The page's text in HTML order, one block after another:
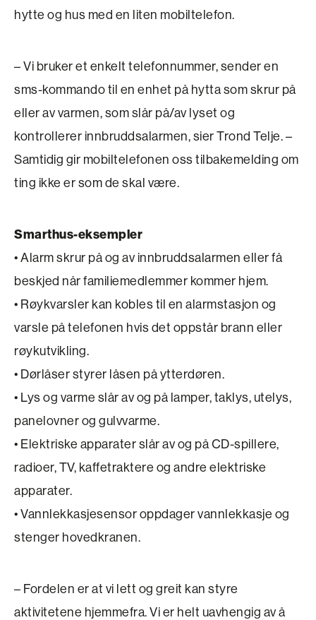
hytte og hus med en liten mobiltelefon.
– Vi bruker et enkelt telefonnummer, sender en
sms-kommando til en enhet på hytta som skrur på
eller av varmen, som slår på/av lyset og
kontrollerer innbruddsalarmen, sier Trond Telje. –
Sam­tidig gir mobiltelefonen oss tilbakemelding om
ting ikke er som de skal være.
Smarthus-eksempler
• Alarm skrur på og av innbruddsalarmen eller få
beskjed når familiemedlemmer kommer hjem.
• Røykvarsler kan kobles til en alarmstasjon og
varsle på telefonen hvis det oppstår brann eller
røykutvikling.
• Dørlåser styrer låsen på ytterdøren.
• Lys og varme slår av og på lamper, taklys, utelys,
panelovner og gulvvarme.
• Elektriske apparater slår av og på CD-spillere,
radioer, TV, kaffetraktere og andre elektriske
apparater.
• Vannlekkasjesensor oppdager vannlekkasje og
stenger hovedkranen.
– Fordelen er at vi lett og greit kan styre
aktivitetene hjemmefra. Vi er helt uavhengig av å